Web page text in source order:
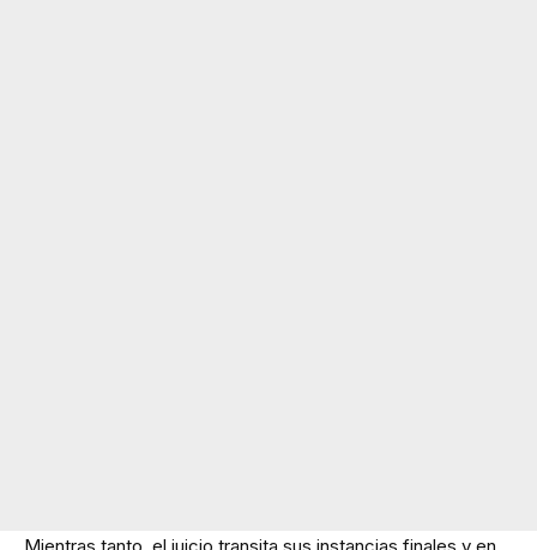
Mientras tanto, el juicio transita sus instancias finales y en